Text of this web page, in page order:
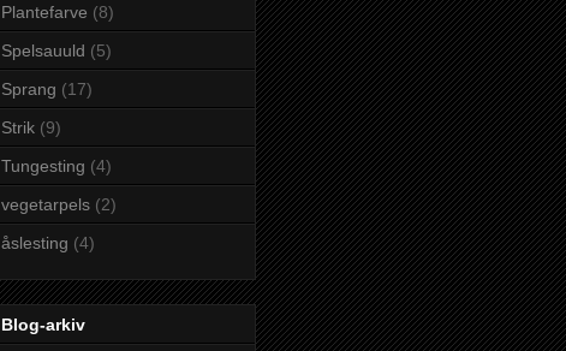
Plantefarve (8)
Spelsauuld (5)
Sprang (17)
Strik (9)
Tungesting (4)
vegetarpels (2)
åslesting (4)
Blog-arkiv